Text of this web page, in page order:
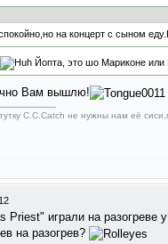
на концерт с сыном
Йопта, это шо Мариконе
Вам вышлю!
C.C.Catch не нужны нам её
играли на
на разогрев?